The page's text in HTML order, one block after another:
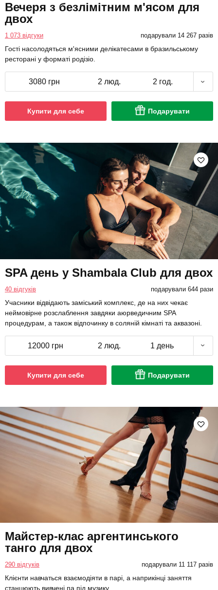
Вечеря з безлімітним м'ясом для
двох
1 073 відгуки подарували 14 267 разів
Гості насолодяться м'ясними делікатесами в бразильському
ресторані у форматі родізіо.
3080 грн 2 люд. 2 год.
Купити для себе Подарувати
SPA день у Shambala Club для двох
40 відгуків подарували 644 рази
Учасники відвідають заміський комплекс, де на них чекає
неймовірне розслаблення завдяки аюрведичним SPA
процедурам, а також відпочинку в соляній кімнаті та аквазоні.
12000 грн 2 люд. 1 день
Купити для себе Подарувати
Майстер-клас аргентинського
танго для двох
290 відгуків подарували 11 117 разів
Клієнти навчаться взаємодіяти в парі, а наприкінці заняття
станцюють вивчені па під музику.